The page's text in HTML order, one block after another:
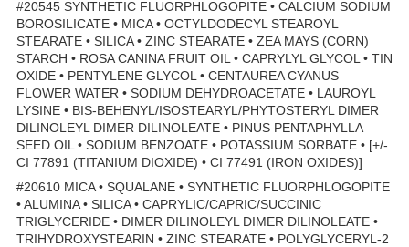
#20545 SYNTHETIC FLUORPHLOGOPITE • CALCIUM SODIUM
BOROSILICATE • MICA • OCTYLDODECYL STEAROYL
STEARATE • SILICA • ZINC STEARATE • ZEA MAYS (CORN)
STARCH • ROSA CANINA FRUIT OIL • CAPRYLYL GLYCOL • TIN
OXIDE • PENTYLENE GLYCOL • CENTAUREA CYANUS
FLOWER WATER • SODIUM DEHYDROACETATE • LAUROYL
LYSINE • BIS-BEHENYL/ISOSTEARYL/PHYTOSTERYL DIMER
DILINOLEYL DIMER DILINOLEATE • PINUS PENTAPHYLLA
SEED OIL • SODIUM BENZOATE • POTASSIUM SORBATE • [+/-
CI 77891 (TITANIUM DIOXIDE) • CI 77491 (IRON OXIDES)]
#20610 MICA • SQUALANE • SYNTHETIC FLUORPHLOGOPITE
• ALUMINA • SILICA • CAPRYLIC/CAPRIC/SUCCINIC
TRIGLYCERIDE • DIMER DILINOLEYL DIMER DILINOLEATE •
TRIHYDROXYSTEARIN • ZINC STEARATE • POLYGLYCERYL-2